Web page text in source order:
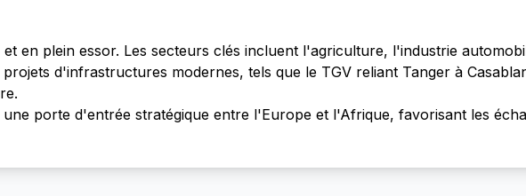
en plein essor. Les secteurs clés incluent l'agriculture, l'industrie
d'infrastructures modernes, tels que le TGV reliant Tanger à
porte d'entrée stratégique entre l'Europe et l'Afrique, favorisant les